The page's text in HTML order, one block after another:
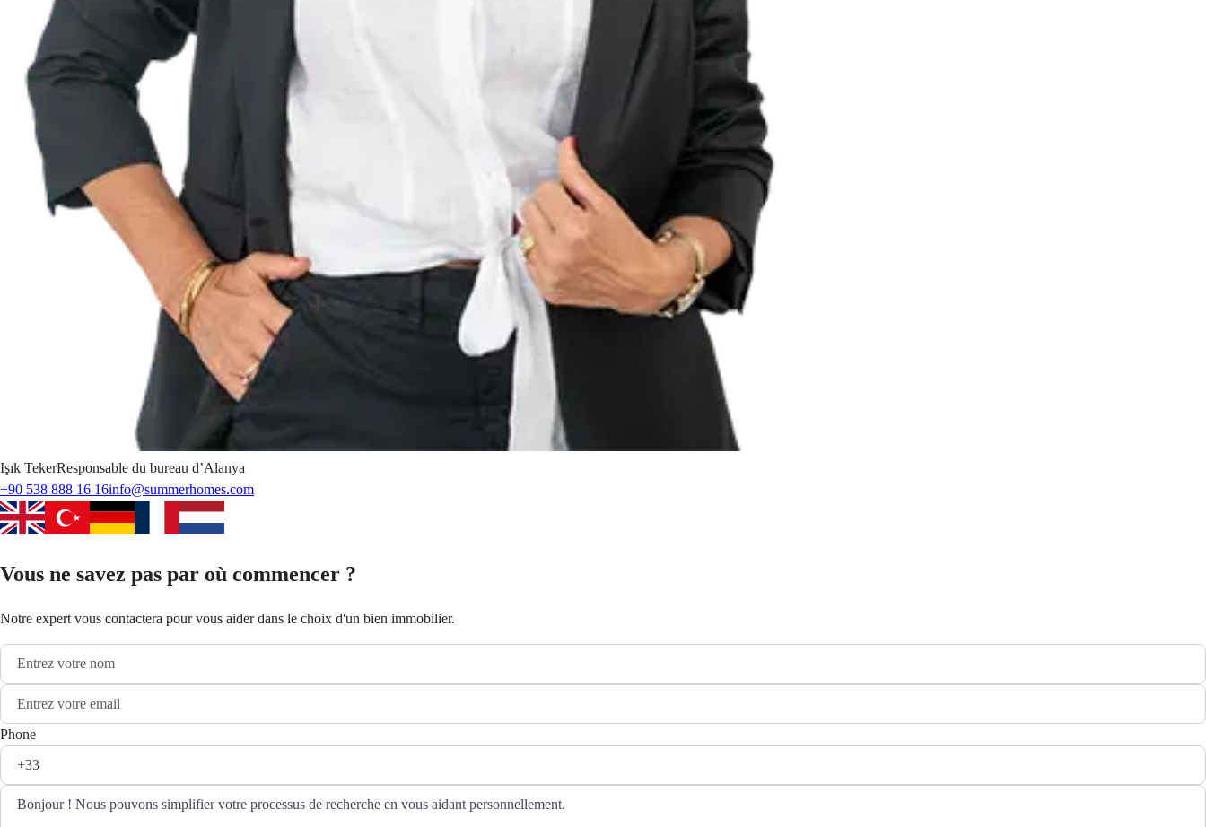
Işık TekerResponsable du bureau d’Alanya
+90 538 888 16 16info@summerhomes.com
Vous ne savez pas par où commencer ?
Notre expert vous contactera pour vous aider dans le choix d'un bien immobilier.
Phone